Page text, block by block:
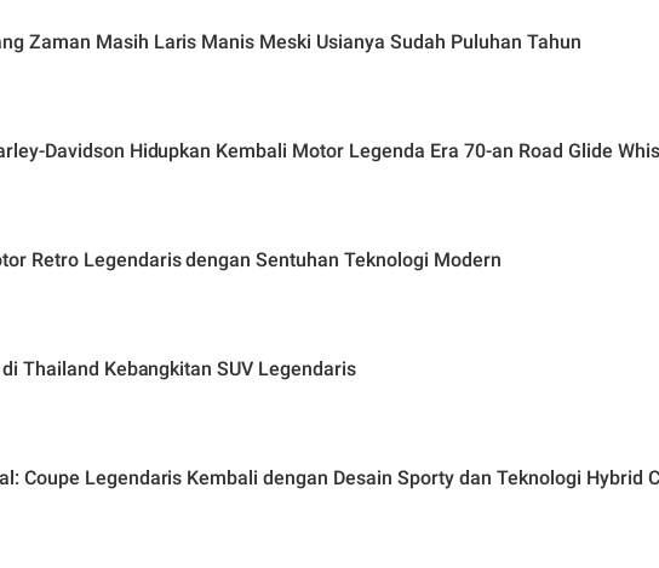
Zaman Masih Laris Manis Meski Usianya Sudah Puluhan Tahun
Davidson Hidupkan Kembali Motor Legenda Era 70-an Road Glide
Retro Legendaris dengan Sentuhan Teknologi Modern
Thailand Kebangkitan SUV Legendaris
Coupe Legendaris Kembali dengan Desain Sporty dan Teknologi Hybrid